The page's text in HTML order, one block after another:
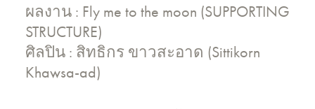
ผลงาน : Fly me to the moon (SUPPORTING
STRUCTURE)
ศิลปิน : สิทธิกร ขาวสะอาด (Sittikorn
Khawsa-ad)